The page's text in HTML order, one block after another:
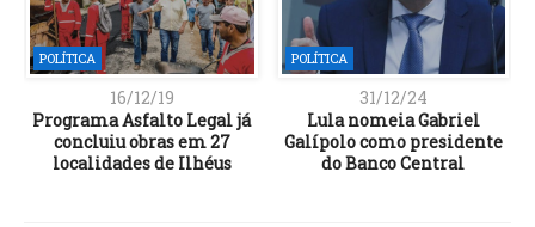
POLÍTICA
16/12/19
Programa Asfalto Legal já
concluiu obras em 27
localidades de Ilhéus
POLÍTICA
31/12/24
Lula nomeia Gabriel
Galípolo como presidente
do Banco Central